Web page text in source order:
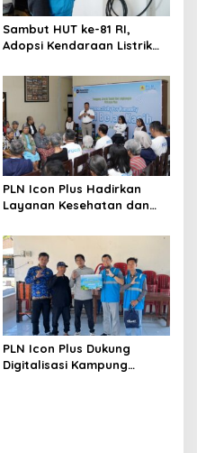
Sambut HUT ke-81 RI,
Adopsi Kendaraan Listrik
Baru Gunakan Home
Charging Services PLN
PLN Icon Plus Hadirkan
Layanan Kesehatan dan
di Rumah Belas Kasih
PLN Icon Plus Dukung
Digitalisasi Kampung